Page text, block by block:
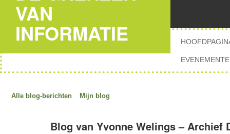
VAN
INFORMATIE
Alle blog-berichten Mijn blog
Blog van Yvonne Welings – Archief